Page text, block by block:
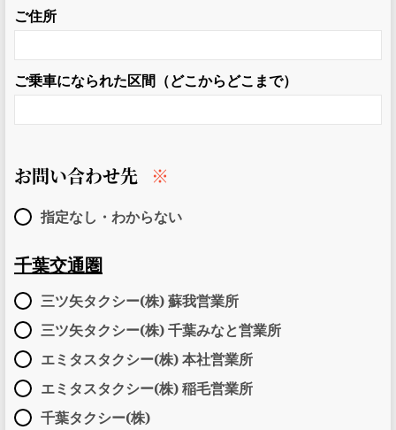
ご住所
ご乗車になられた区間（どこからどこまで）
お問い合わせ先 ※
指定なし・わからない
千葉交通圏
三ツ矢タクシー(株) 蘇我営業所
三ツ矢タクシー(株) 千葉みなと営業所
エミタスタクシー(株) 本社営業所
エミタスタクシー(株) 稲毛営業所
千葉タクシー(株)